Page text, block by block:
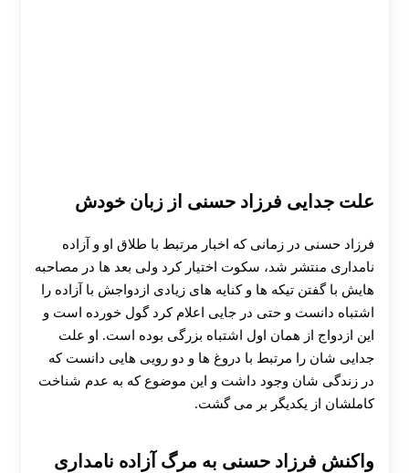
علت جدایی فرزاد حسنی از زبان خودش
فرزاد حسنی در زمانی که اخبار مرتبط با طلاق او و آزاده
نامداری منتشر شد، سکوت اختیار کرد ولی بعد ها در مصاحبه
هایش با گفتن تیکه ها و کنایه های زیادی ازدواجش با آزاده را
اشتباه دانست و حتی در جایی اعلام کرد گول خورده است و
این ازدواج از همان اول اشتباه بزرگی بوده است. او علت
جدایی شان را مرتبط با دروغ ها و دو رویی هایی دانست که
در زندگی شان وجود داشت و این موضوع که به عدم شناخت
کاملشان از یکدیگر بر می گشت.
واکنش فرزاد حسنی به مرگ آزاده نامداری